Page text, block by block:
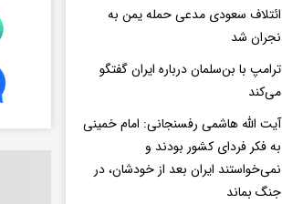
ائتلاف سعودی مدعی حمله یمن به
نجران شد
ترامپ با بن‌سلمان درباره ایران گفتگو
می‌کند
آیت الله هاشمی رفسنجانی: امام خمینی
به فکر فردای کشور بودند و
نمی‌خواستند ایران بعد از خودشان، در
جنگ بماند